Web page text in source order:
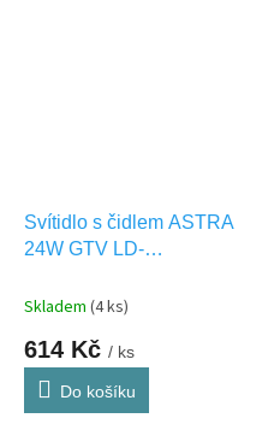
Svítidlo s čidlem ASTRA
24W GTV LD-
Skladem (4 ks)
614 Kč / ks
Do košíku